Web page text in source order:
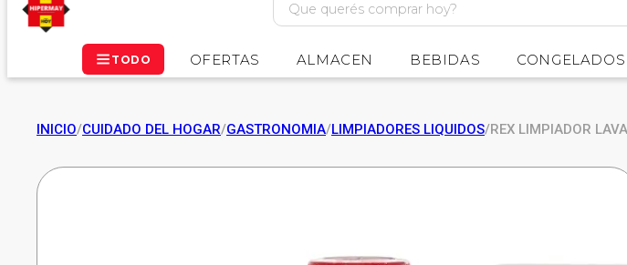
TODO OFERTAS ALMACEN BEBIDAS CONGELADOS
INICIO/CUIDADO DEL HOGAR/GASTRONOMIA/LIMPIADORES LIQUIDOS/REX LIMPIADOR